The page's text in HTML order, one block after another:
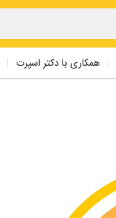
همکاری با دکتر اسپرت